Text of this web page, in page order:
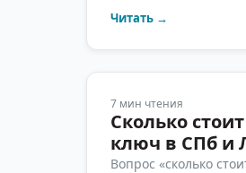
Читать →
7 мин чтения
Сколько
ключ в СПб и
Вопрос «сколько